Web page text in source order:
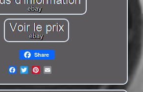
Share